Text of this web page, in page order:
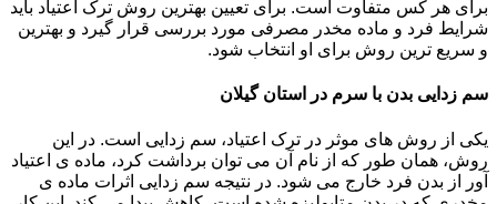
برای هر کس متفاوت است. برای تعیین بهترین روش ترک اعتیاد باید
شرایط فرد و ماده مخدر مصرفی مورد بررسی قرار گیرد و بهترین
و سریع ترین روش برای او انتخاب شود.
سم زدایی بدن با سرم در استان گیلان
یکی از روش های موثر در ترک اعتیاد، سم زدایی است. در این
روش، همان طور که از نام آن می توان برداشت کرد، ماده ی اعتیاد
آور از بدن فرد خارج می شود. در نتیجه سم زدایی اثرات ماده ی